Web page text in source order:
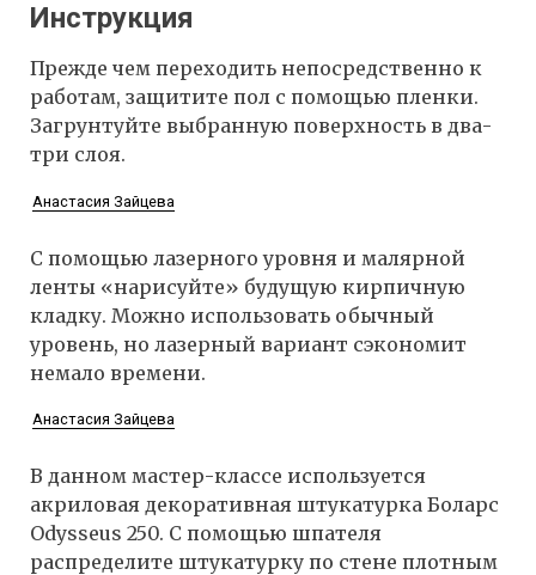
Инструкция
Прежде чем переходить непосредственно к
работам, защитите пол с помощью пленки.
Загрунтуйте выбранную поверхность в два-
три слоя.
Анастасия Зайцева
С помощью лазерного уровня и малярной
ленты «нарисуйте» будущую кирпичную
кладку. Можно использовать обычный
уровень, но лазерный вариант сэкономит
немало времени.
Анастасия Зайцева
В данном мастер-классе используется
акриловая декоративная штукатурка Боларс
Odysseus 250. С помощью шпателя
распределите штукатурку по стене плотным